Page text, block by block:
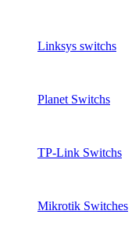
Linksys switchs
Planet Switchs
TP-Link Switchs
Mikrotik Switches